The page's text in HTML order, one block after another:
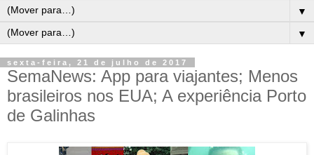
▼
▼
sexta-feira, 21 de julho de 2017
SemaNews: App para viajantes; Menos
brasileiros nos EUA; A experiência Porto
de Galinhas